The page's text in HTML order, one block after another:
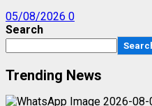
05/08/2026 0
Search
Trending News